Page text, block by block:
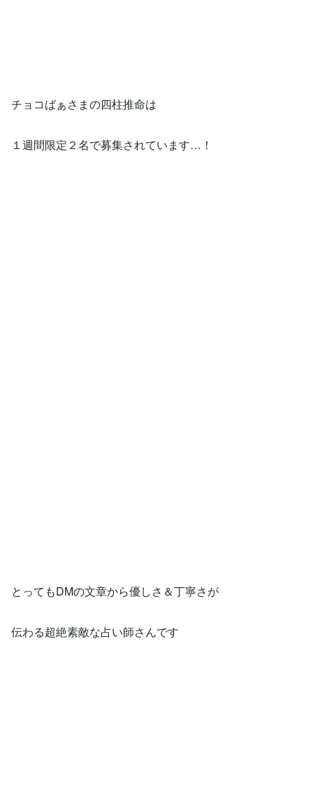
チョコばぁさまの四柱推命は
１週間限定２名で募集されています…！
とってもDMの文章から優しさ＆丁寧さが
伝わる超絶素敵な占い師さんです